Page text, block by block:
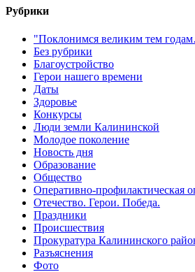
Рубрики
"Поклонимся великим тем
Без рубрики
Благоустройство
Герои нашего времени
Даты
Здоровье
Конкурсы
Люди земли Калининской
Молодое поколение
Новость дня
Образование
Общество
Оперативно-профилактическая
Отечество. Герои. Победа.
Праздники
Происшествия
Прокуратура Калининского
Разъяснения
Фото